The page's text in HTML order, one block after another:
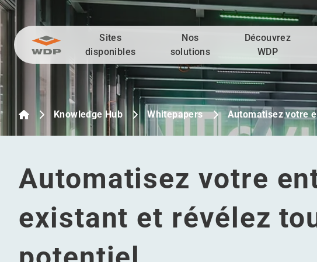
Allez au contenu
Sites
disponibles
Nos
solutions
Découvrez
WDP
Knowledge Hub Whitepapers Automatisez votre
Automatisez votre
existant et révélez